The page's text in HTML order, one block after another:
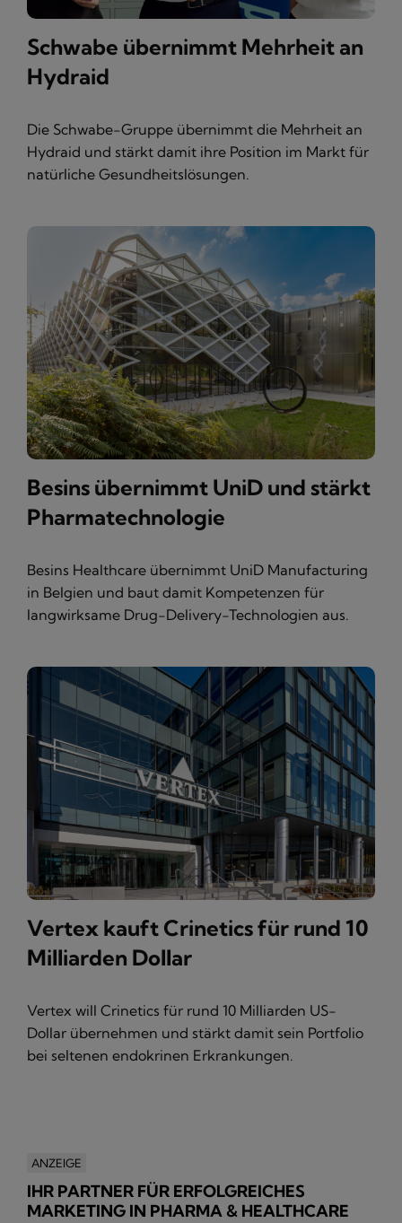
Schwabe übernimmt Mehrheit an
Hydraid
Die Schwabe-Gruppe übernimmt die Mehrheit an
Hydraid und stärkt damit ihre Position im Markt für
natürliche Gesundheitslösungen.
Besins übernimmt UniD und stärkt
Pharmatechnologie
Besins Healthcare übernimmt UniD Manufacturing
in Belgien und baut damit Kompetenzen für
langwirksame Drug-Delivery-Technologien aus.
Vertex kauft Crinetics für rund 10
Milliarden Dollar
Vertex will Crinetics für rund 10 Milliarden US-
Dollar übernehmen und stärkt damit sein Portfolio
bei seltenen endokrinen Erkrankungen.
ANZEIGE
IHR PARTNER FÜR ERFOLGREICHES
MARKETING IN PHARMA & HEALTHCARE